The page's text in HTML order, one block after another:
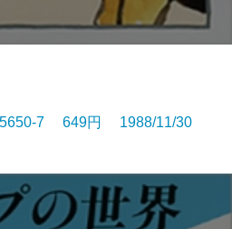
7 649円 1988/11/30